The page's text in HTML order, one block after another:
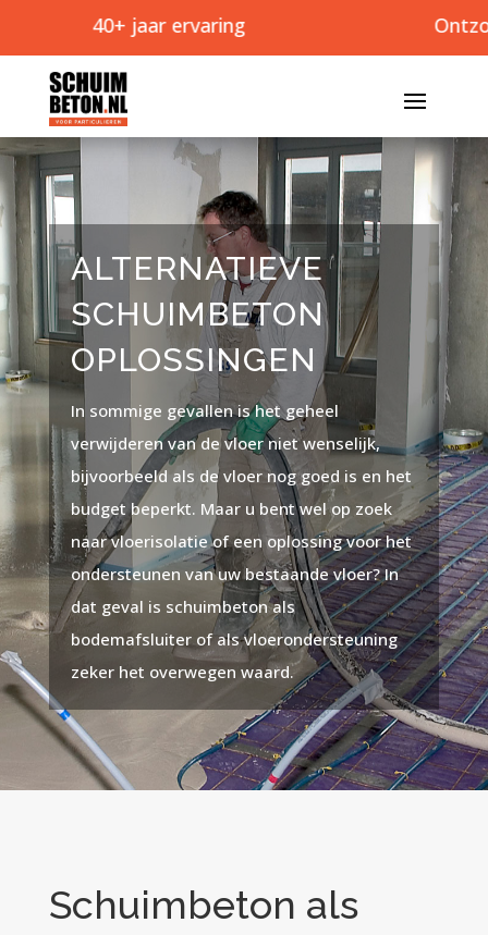
40+ jaar ervaring Ontzorgt
ALTERNATIEVE
SCHUIMBETON
OPLOSSINGEN
In sommige gevallen is het geheel
verwijderen van de vloer niet wenselijk,
bijvoorbeeld als de vloer nog goed is en het
budget beperkt. Maar u bent wel op zoek
naar vloerisolatie of een oplossing voor het
ondersteunen van uw bestaande vloer? In
dat geval is schuimbeton als
bodemafsluiter of als vloerondersteuning
zeker het overwegen waard.
Schuimbeton als